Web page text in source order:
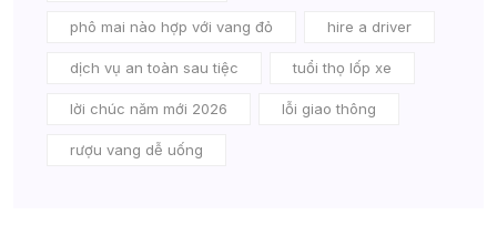
phô mai nào hợp với vang đỏ hire a driver
dịch vụ an toàn sau tiệc tuổi thọ lốp xe
lời chúc năm mới 2026 lỗi giao thông
rượu vang dễ uống